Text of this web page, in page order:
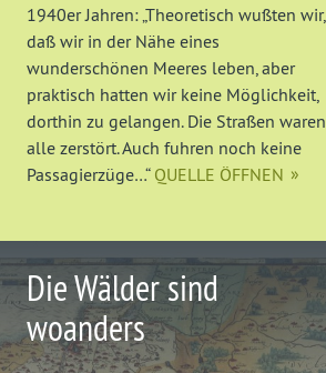
1940er Jahren: „Theoretisch wußten wir,
daß wir in der Nähe eines
wunderschönen Meeres leben, aber
praktisch hatten wir keine Möglichkeit,
dorthin zu gelangen. Die Straßen waren
alle zerstört. Auch fuhren noch keine
Passagierzüge…“ QUELLE ÖFFNEN
Die Wälder sind
woanders